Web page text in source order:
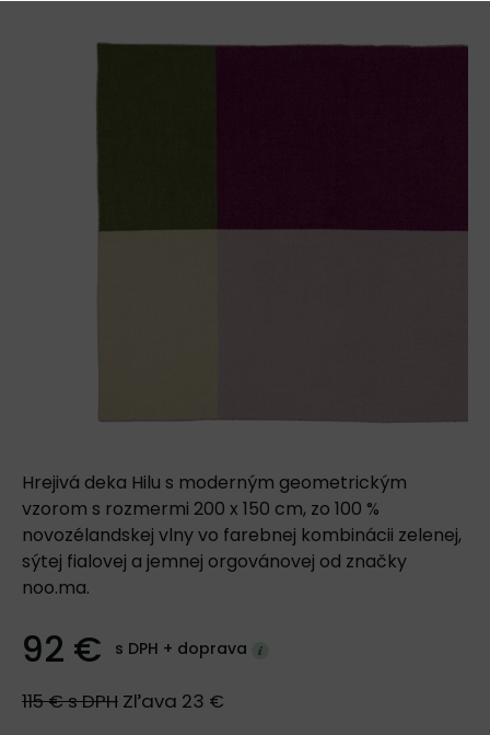
Hrejivá deka Hilu s moderným geometrickým
vzorom s rozmermi 200 x 150 cm, zo 100 %
novozélandskej vlny vo farebnej kombinácii zelenej,
sýtej fialovej a jemnej orgovánovej od značky
noo.ma.
92 € s DPH + doprava
115 €s DPH Zľava 23 €